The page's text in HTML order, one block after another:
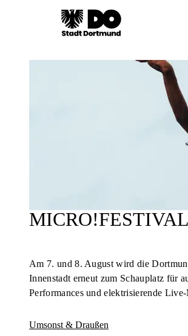
MICRO!FESTIVAL
Am 7. und 8. August wird die
Innenstadt erneut zum Schauplatz für
Performances und elektrisierende
Umsonst & Draußen